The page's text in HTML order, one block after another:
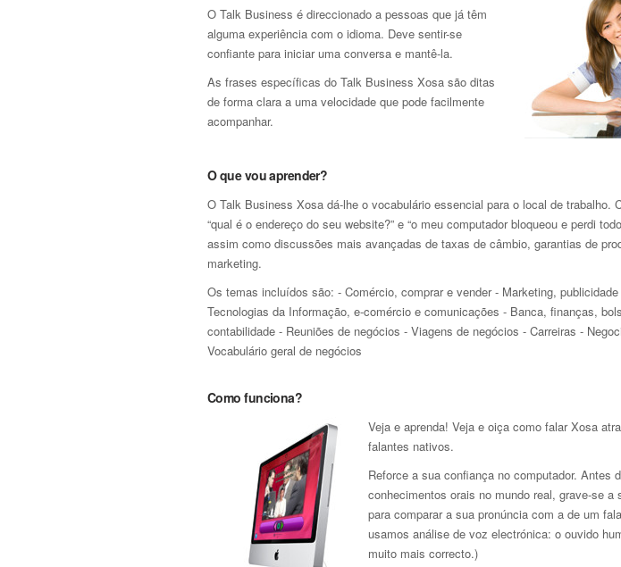
O Talk Business é direccionado a pessoas que já têm
alguma experiência com o idioma. Deve sentir-se
confiante para iniciar uma conversa e mantê-la.
As frases específicas do Talk Business Xosa são ditas
de forma clara a uma velocidade que pode facilmente
acompanhar.
O que vou aprender?
O Talk Business Xosa dá-lhe o vocabulário essencial para o local de trabalho.
“qual é o endereço do seu website?” e “o meu computador bloqueou e perdi
assim como discussões mais avançadas de taxas de câmbio, garantias de
marketing.
Os temas incluídos são: - Comércio, comprar e vender - Marketing,
Tecnologias da Informação, e-comércio e comunicações - Banca, finanças,
contabilidade - Reuniões de negócios - Viagens de negócios - Carreiras -
Vocabulário geral de negócios
Como funciona?
Veja e aprenda! Veja e oiça como falar Xosa
falantes nativos.
Reforce a sua confiança no computador. Antes
conhecimentos orais no mundo real, grave-se
para comparar a sua pronúncia com a de um
usamos análise de voz electrónica: o ouvido
muito mais correcto.)